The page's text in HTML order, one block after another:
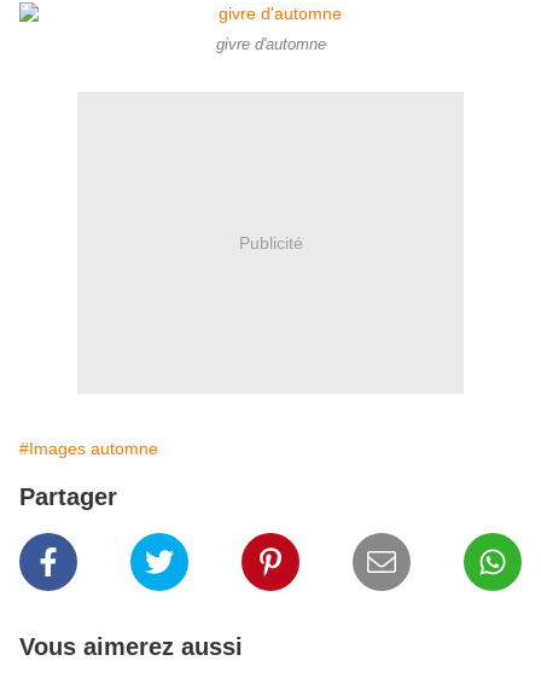
givre d'automne
Publicité
#Images automne
Partager
Vous aimerez aussi